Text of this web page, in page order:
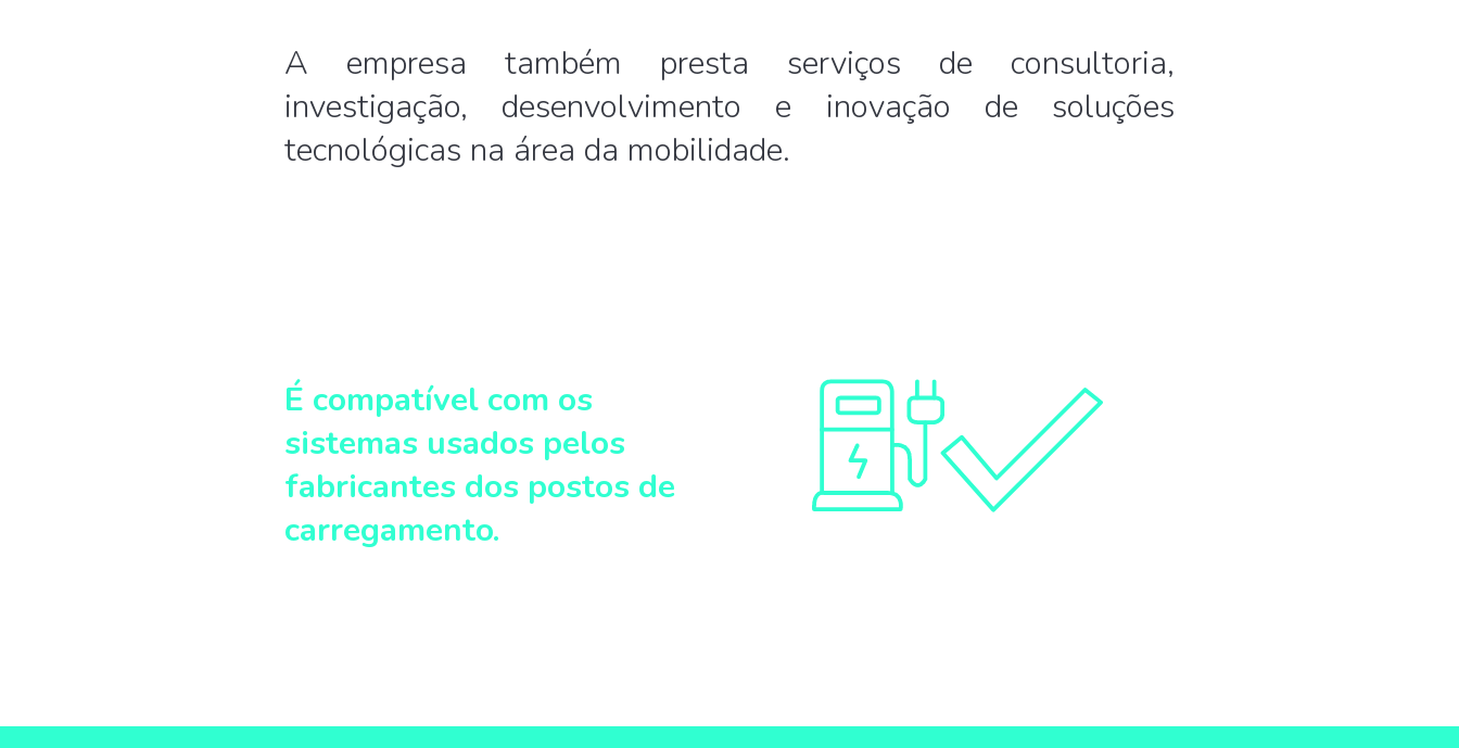
A empresa também presta serviços de consultoria,
investigação, desenvolvimento e inovação de soluções
tecnológicas na área da mobilidade.
É compatível com os
sistemas usados pelos
fabricantes dos postos de
carregamento.